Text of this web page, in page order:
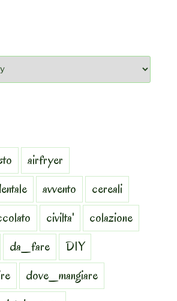
airfryer
avvento
cereali
civilta'
colazione
da_fare
DIY
dove_mangiare